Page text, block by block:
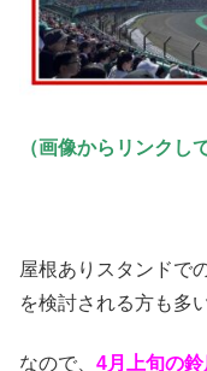
（画像からリンクし
屋根ありスタンドで
を検討される方も多
なので、 4月上旬の